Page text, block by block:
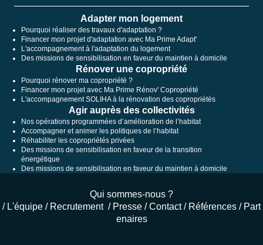
Adapter mon logement
Pourquoi réaliser des travaux d'adaptation ?
Financer mon projet d'adaptation avec Ma Prime Adapt'
L'accompagnement à l'adaptation du logement
Des missions de sensibilisation en faveur du maintien à domicile
Rénover une copropriété
Pourquoi rénover ma copropriété ?
Financer mon projet avec Ma Prime Rénov' Copropriété
L'accompagnement SOLIHA à la rénovation des copropriétés
Agir auprès des collectivités
Nos opérations programmées d’amélioration de l’habitat
Accompagner et animer les politiques de l’habitat
Réhabiliter les copropriétés privées
Des missions de sensibilisation en faveur de la transition
énergétique
Des missions de sensibilisation en faveur du maintien à domicile
Qui sommes-nous ?
/ L'équipe / Recrutement / Presse /Contact/ Références / Part
enaires